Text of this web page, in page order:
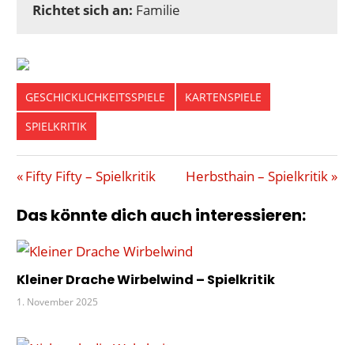
Richtet sich an: Familie
GESCHICKLICHKEITSSPIELE
KARTENSPIELE
SPIELKRITIK
OINK
SCHULZ
Beitragsnavigation
Vorheriger
Fifty Fifty – Spielkritik
Nächster
Herbsthain – Spielkritik
Das könnte dich auch interessieren:
Kleiner Drache Wirbelwind – Spielkritik
1. November 2025